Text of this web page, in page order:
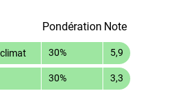
Pondération Note
30% 5,9
30% 3,3